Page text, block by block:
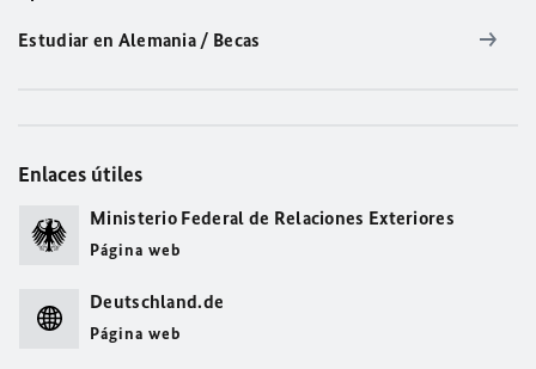
Estudiar en Alemania / Becas
Enlaces útiles
Ministerio Federal de Relaciones Exteriores
Página web
Deutschland.de
Página web